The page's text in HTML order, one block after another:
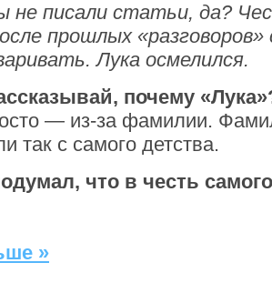
не писали статьи, да?
прошлых
Лука осмелился.
почему
— из-за фамилии.
так с самого детства.
что в честь
»